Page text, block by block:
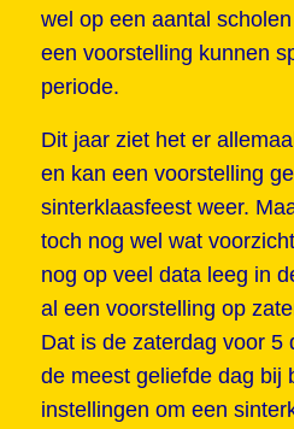
wel op een aantal
een voorstelling kunnen
periode.
Dit jaar ziet het er
en kan een voorstelling
sinterklaasfeest weer.
toch nog wel wat
nog op veel data leeg in
al een voorstelling op
Dat is de zaterdag voor 5
de meest geliefde dag bij
instellingen om een